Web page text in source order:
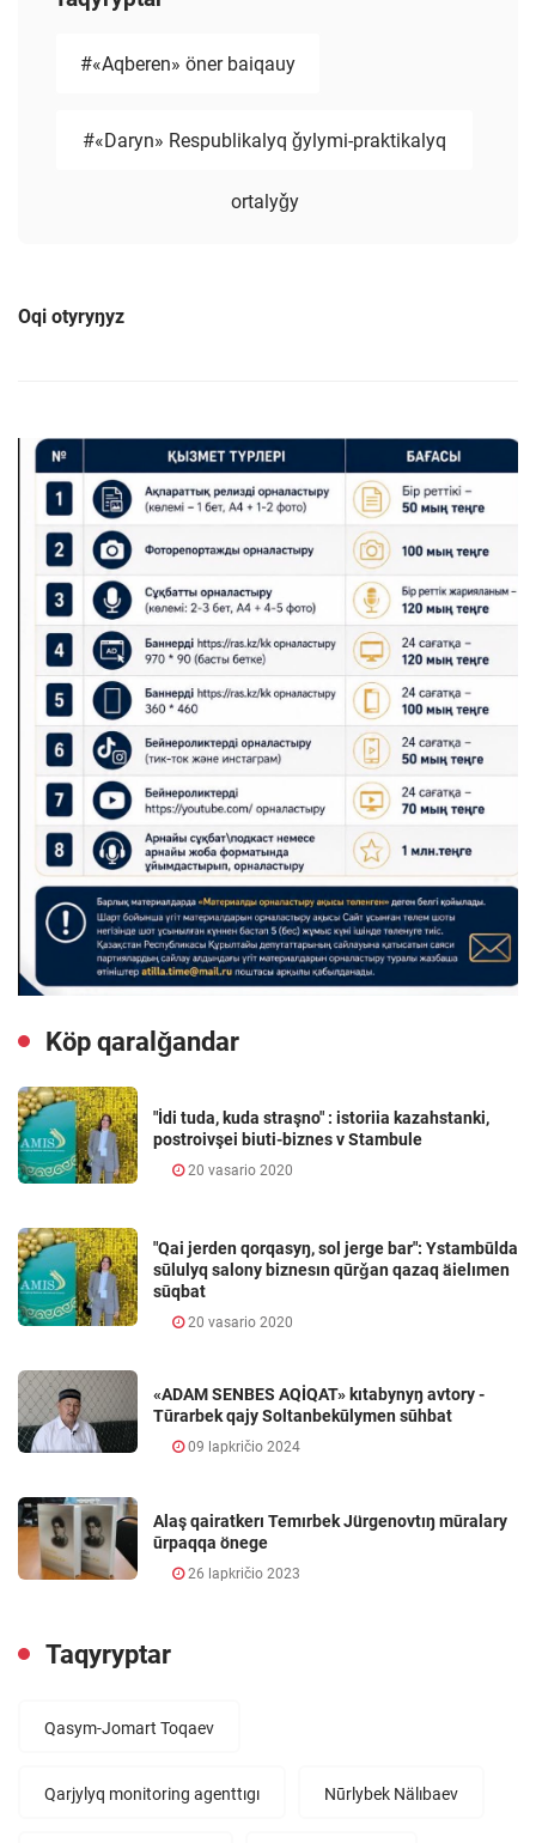
#«Aqberen» öner baiqauy
#«Daryn» Respublikalyq ǧylymi-praktikalyq
ortalyǧy
Oqi otyryŋyz
Köp qaralǧandar
"İdi tuda, kuda straşno" : istoriia kazahstanki,
postroivşei biuti-biznes v Stambule
20 vasario 2020
"Qai jerden qorqasyŋ, sol jerge bar": Ystambūlda
sūlulyq salony biznesın qūrǧan qazaq äielımen
sūqbat
20 vasario 2020
«ADAM SENBES AQİQAT» kıtabynyŋ avtory -
Tūrarbek qajy Soltanbekūlymen sūhbat
09 lapkričio 2024
Alaş qairatkerı Temırbek Jürgenovtıŋ mūralary
ūrpaqqa önege
26 lapkričio 2023
Taqyryptar
Qasym-Jomart Toqaev
Qarjylyq monitoring agenttıgı Nūrlybek Nälıbaev